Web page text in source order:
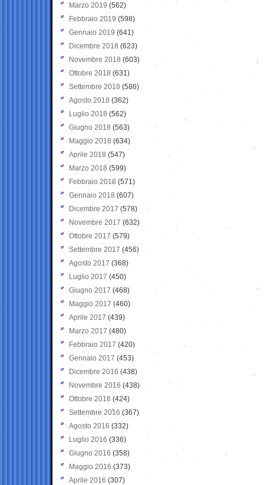
Marzo 2019 (562)
Febbraio 2019 (598)
Gennaio 2019 (641)
Dicembre 2018 (623)
Novembre 2018 (603)
Ottobre 2018 (631)
Settembre 2018 (586)
Agosto 2018 (362)
Luglio 2018 (562)
Giugno 2018 (563)
Maggio 2018 (634)
Aprile 2018 (547)
Marzo 2018 (599)
Febbraio 2018 (571)
Gennaio 2018 (607)
Dicembre 2017 (578)
Novembre 2017 (632)
Ottobre 2017 (579)
Settembre 2017 (456)
Agosto 2017 (368)
Luglio 2017 (450)
Giugno 2017 (468)
Maggio 2017 (460)
Aprile 2017 (439)
Marzo 2017 (480)
Febbraio 2017 (420)
Gennaio 2017 (453)
Dicembre 2016 (438)
Novembre 2016 (438)
Ottobre 2016 (424)
Settembre 2016 (367)
Agosto 2016 (332)
Luglio 2016 (336)
Giugno 2016 (358)
Maggio 2016 (373)
Aprile 2016 (307)